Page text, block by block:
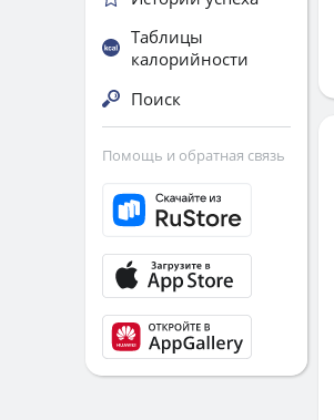
Таблицы
калорийности
Поиск
Помощь и обратная связь